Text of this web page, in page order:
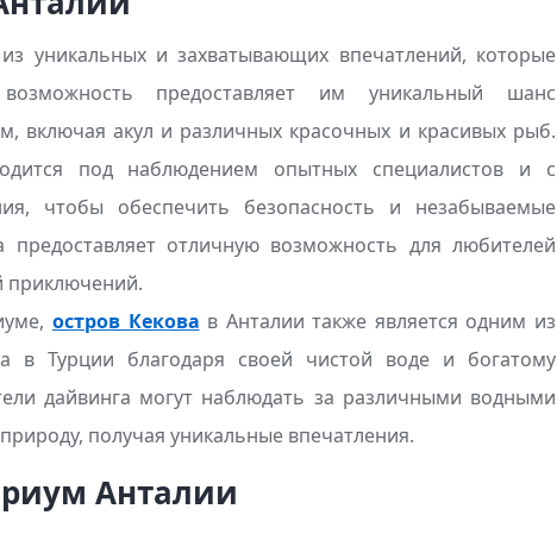
уникальных и захватывающих впечатлений, которые
предоставляет им уникальный шанс
включая акул и различных красочных и красивых рыб.
под наблюдением опытных специалистов и с
чтобы обеспечить безопасность и незабываемые
отличную возможность для любителей
приключений.
остров Кекова в Анталии также является одним из
в Турции благодаря своей чистой воде и богатому
дайвинга могут наблюдать за различными водными
получая уникальные впечатления.
Анталии